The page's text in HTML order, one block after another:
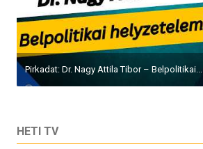
Pirkadat: Dr. Nagy Attila Tibor – Belpolitikai...
HETI TV